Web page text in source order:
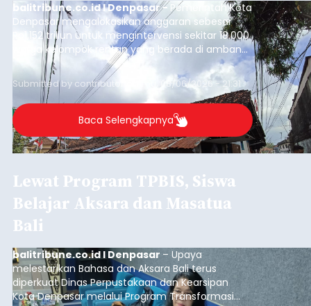
balitribune.co.id I Denpasar - Pemerintah Kota
Denpasar mengalokasikan anggaran sebesar
Rp1,152 triliun untuk mengintervensi sekitar 18.000
warga kelompok rentan yang berada di ambang
garis kemiskinan. Langkah strategis ini diambil
guna menjaga masyarakat yang berada pada
kelompok desil 5 dan 6 tersebut agar tidak
merosot ke kategori miskin.
Submitted by contributor Thu, 08/06/2026 - 21:31
Baca Selengkapnya
Lewat Program TPBIS, Siswa
Belajar Aksara dan Masatua
Bali
balitribune.co.id I Denpasar – Upaya
melestarikan Bahasa dan Aksara Bali terus
diperkuat Dinas Perpustakaan dan Kearsipan
Kota Denpasar melalui Program Transformasi